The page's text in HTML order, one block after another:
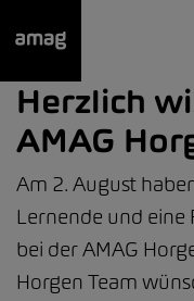
wurde als
Herzlich
AMAG
Am 2. August
Lernende und
bei der AMAG
Horgen Team